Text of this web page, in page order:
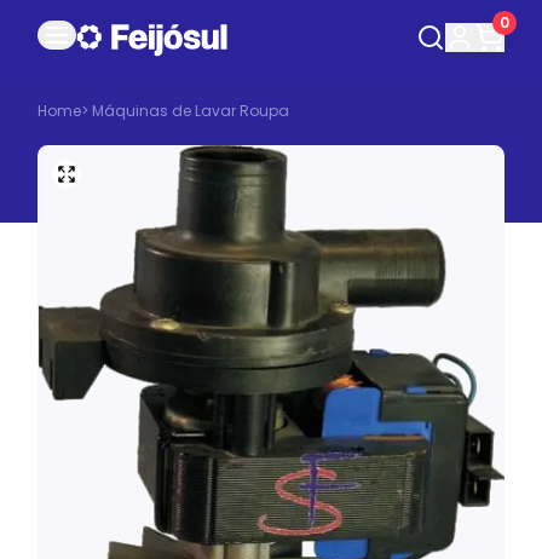
0
Home> Máquinas de Lavar Roupa